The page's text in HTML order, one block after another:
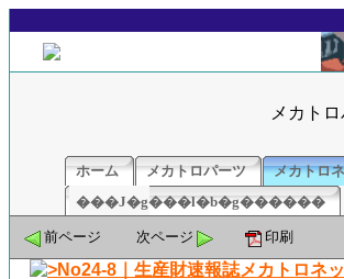
メカト
ホーム メカトロパーツ メカトロ
���J�g���l�b�g������
前ページ 次ページ 印刷